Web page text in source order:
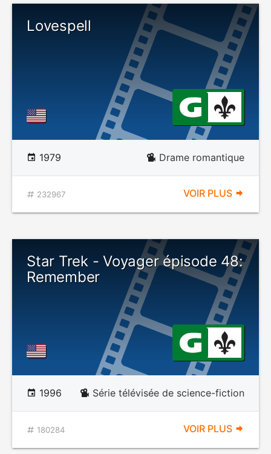
Lovespell
1979 Drame romantique
232967 VOIR PLUS
Star Trek - Voyager épisode 48:
Remember
1996 Série télévisée de science-fiction
180284 VOIR PLUS